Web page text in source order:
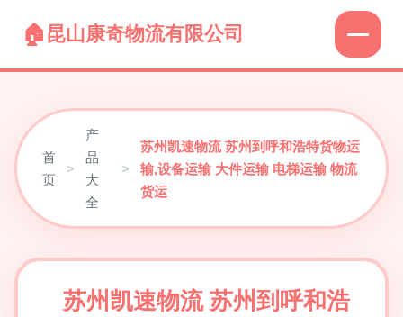
昆山康奇物流有限公司
首
页
>
产
品
大
全
>
苏州凯速物流 苏州到呼和浩特货物运
输,设备运输 大件运输 电梯运输 物流
货运
苏州凯速物流 苏州到呼和浩